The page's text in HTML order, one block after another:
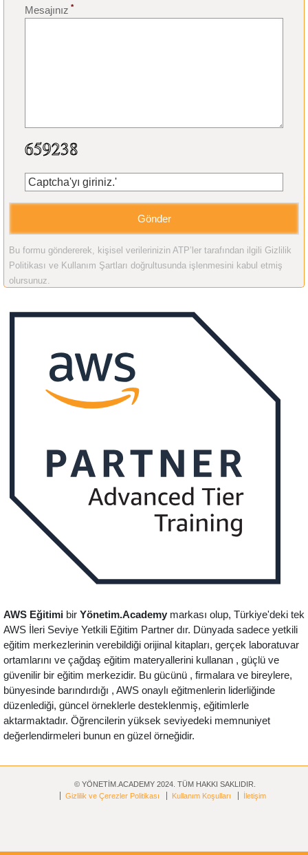
Mesajınız *
Bu formu göndererek, kişisel verilerinizin ATP’ler tarafından ilgili Gizlilik
Politikası ve Kullanım Şartları doğrultusunda işlenmesini kabul etmiş
olursunuz.
AWS Eğitimi bir Yönetim.Academy markası olup, Türkiye'deki tek
AWS İleri Seviye Yetkili Eğitim Partner dır. Dünyada sadece yetkili
eğitim merkezlerinin verebildiği orijinal kitapları, gerçek laboratuvar
ortamlarını ve çağdaş eğitim materyallerini kullanan , güçlü ve
güvenilir bir eğitim merkezidir. Bu gücünü , firmalara ve bireylere,
bünyesinde barındırdığı , AWS onaylı eğitmenlerin liderliğinde
düzenlediği, güncel örneklerle desteklenmiş, eğitimlerle
aktarmaktadır. Öğrencilerin yüksek seviyedeki memnuniyet
değerlendirmeleri bunun en güzel örneğidir.
© YÖNETİM.ACADEMY 2024. TÜM HAKKI SAKLIDIR.
Gizlilik ve Çerezler Politikası
Kullanım Koşulları İletişim